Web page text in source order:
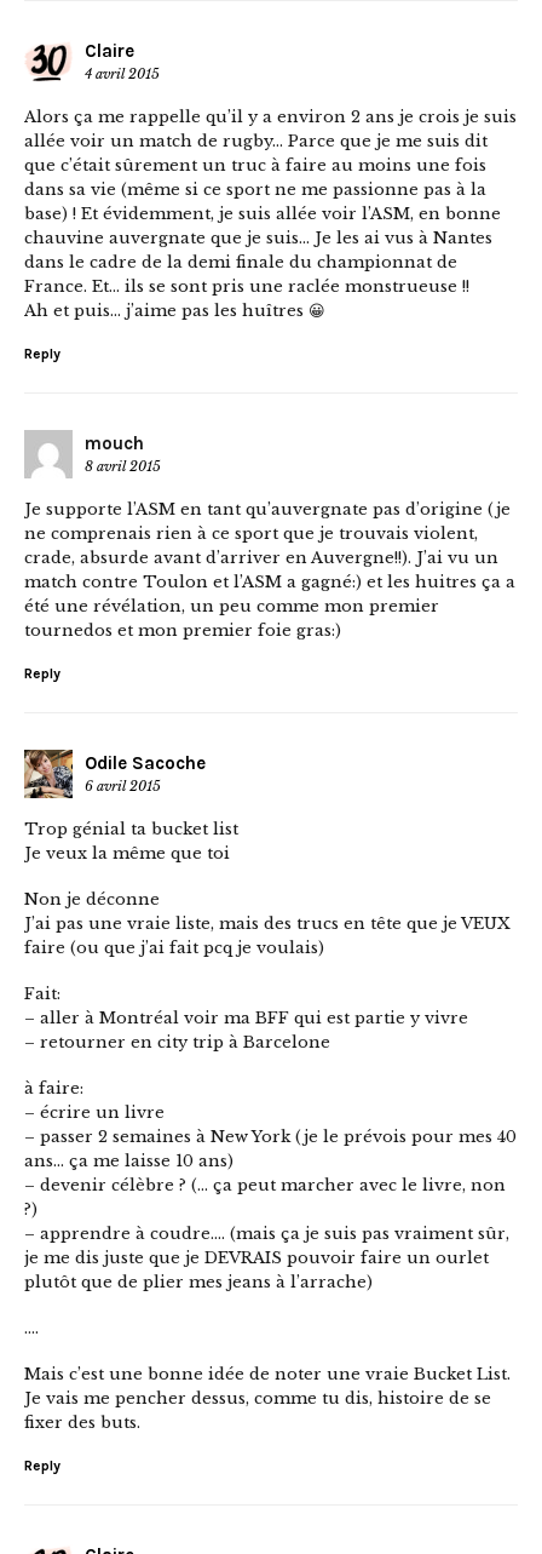
Claire
4 avril 2015
Alors ça me rappelle qu’il y a environ 2 ans je crois je suis
allée voir un match de rugby… Parce que je me suis dit
que c’était sûrement un truc à faire au moins une fois
dans sa vie (même si ce sport ne me passionne pas à la
base) ! Et évidemment, je suis allée voir l’ASM, en bonne
chauvine auvergnate que je suis… Je les ai vus à Nantes
dans le cadre de la demi finale du championnat de
France. Et… ils se sont pris une raclée monstrueuse !!
Ah et puis… j’aime pas les huîtres 😀
Reply
mouch
8 avril 2015
Je supporte l’ASM en tant qu’auvergnate pas d’origine (je
ne comprenais rien à ce sport que je trouvais violent,
crade, absurde avant d’arriver en Auvergne!!). J’ai vu un
match contre Toulon et l’ASM a gagné:) et les huitres ça a
été une révélation, un peu comme mon premier
tournedos et mon premier foie gras:)
Reply
Odile Sacoche
6 avril 2015
Trop génial ta bucket list
Je veux la même que toi
Non je déconne
J’ai pas une vraie liste, mais des trucs en tête que je VEUX
faire (ou que j’ai fait pcq je voulais)
Fait:
– aller à Montréal voir ma BFF qui est partie y vivre
– retourner en city trip à Barcelone
à faire:
– écrire un livre
– passer 2 semaines à New York (je le prévois pour mes 40
ans… ça me laisse 10 ans)
– devenir célèbre ? (… ça peut marcher avec le livre, non
?)
– apprendre à coudre…. (mais ça je suis pas vraiment sûr,
je me dis juste que je DEVRAIS pouvoir faire un ourlet
plutôt que de plier mes jeans à l’arrache)
….
Mais c’est une bonne idée de noter une vraie Bucket List.
Je vais me pencher dessus, comme tu dis, histoire de se
fixer des buts.
Reply